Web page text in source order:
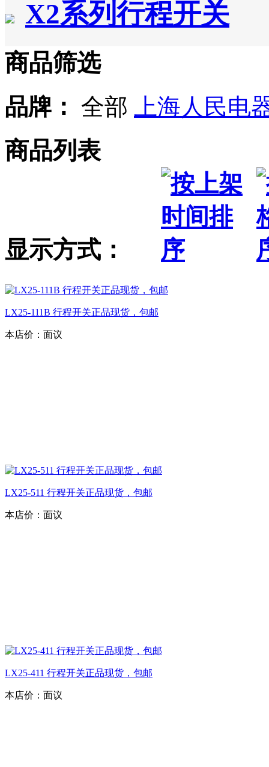
X2系列行程开关
商品筛选
品牌： 全部 上海人民电
商品列表
显示方式：
LX25-111B 行程开关正品现货，包邮
本店价： 面议
LX25-511 行程开关正品现货，包邮
本店价： 面议
LX25-411 行程开关正品现货，包邮
本店价： 面议